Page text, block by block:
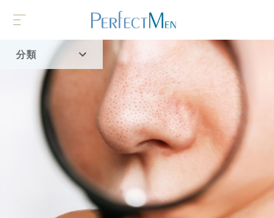
分類
首頁
流行趨勢